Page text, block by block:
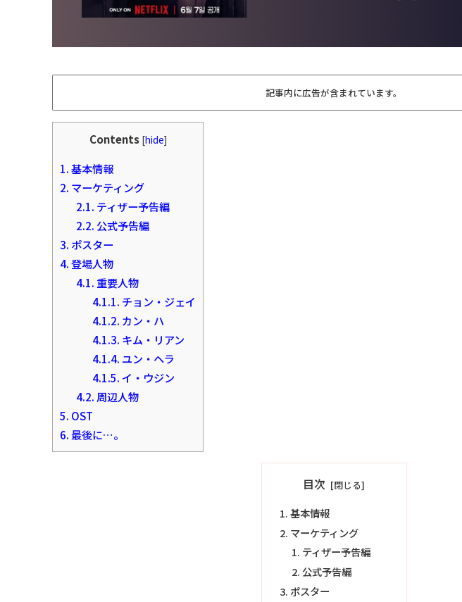
記事内に広告が含まれています。
Contents [hide]
1.基本情報
2. マーケティング
2.1. ティザー予告編
2.2. 公式予告編
3. ポスター
4.登場人物
4.1. 重要人物
4.1.1. チョン・ジェイ
4.1.2. カン・ハ
4.1.3. キム・リアン
4.1.4. ユン・ヘラ
4.1.5. イ・ウジン
4.2. 周辺人物
5. OST
6.最後に…。
目次
基本情報
マーケティング
ティザー予告編
公式予告編
ポスター